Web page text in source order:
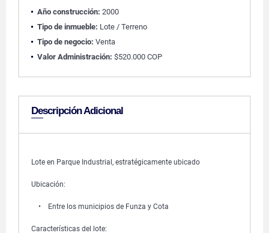
Año construcción: 2000
Tipo de inmueble: Lote / Terreno
Tipo de negocio: Venta
Valor Administración: $520.000 COP
Descripción Adicional
Lote en Parque Industrial, estratégicamente ubicado
Ubicación:
• Entre los municipios de Funza y Cota
Características del lote: